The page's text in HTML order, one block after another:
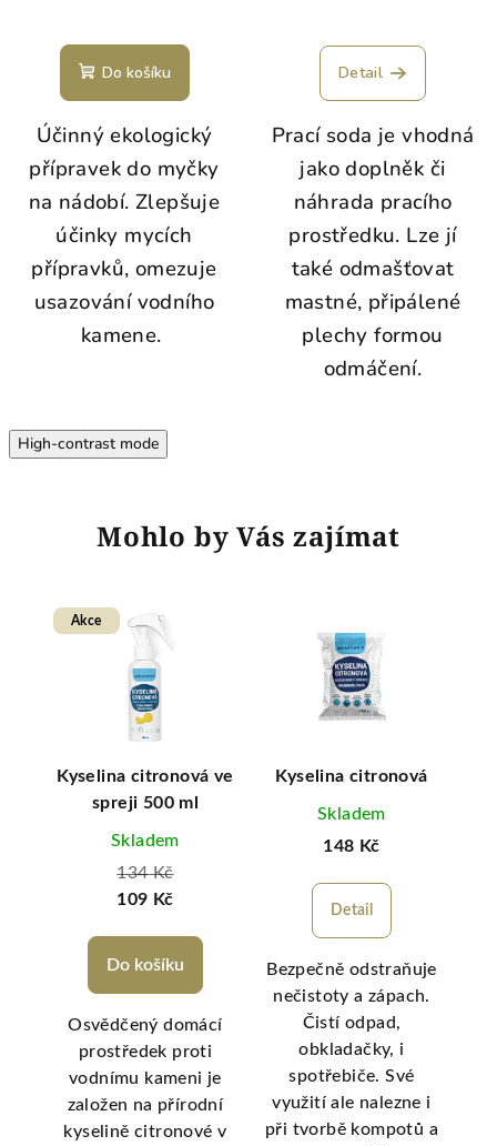
Do košíku
Účinný ekologický
přípravek do myčky
na nádobí. Zlepšuje
účinky mycích
přípravků, omezuje
usazování vodního
kamene.
Detail
Prací soda je vhodná
jako doplněk či
náhrada pracího
prostředku. Lze jí
také odmašťovat
mastné, připálené
plechy formou
odmáčení.
High-contrast mode
Mohlo by Vás zajímat
Akce
Kyselina citronová ve
spreji 500 ml
Skladem
134 Kč
109 Kč
Do košíku
Osvědčený domácí
prostředek proti
vodnímu kameni je
založen na přírodní
kyselině citronové v
Kyselina citronová
Skladem
148 Kč
Detail
Bezpečně odstraňuje
nečistoty a zápach.
Čistí odpad,
obkladačky, i
spotřebiče. Své
využití ale nalezne i
při tvorbě kompotů a